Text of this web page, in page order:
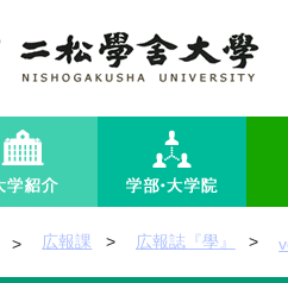
広報課 広報誌『學』